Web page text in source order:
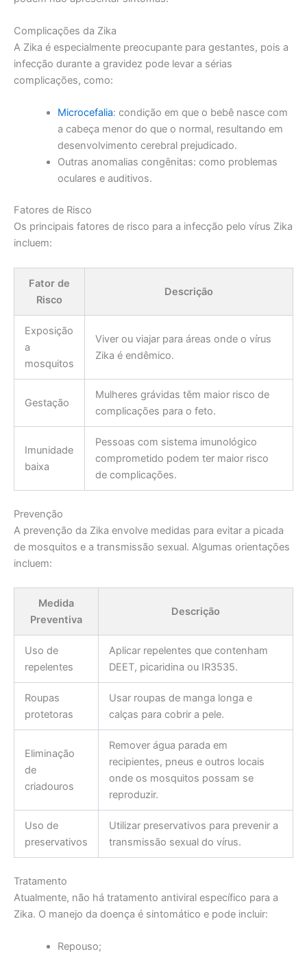
Complicações da Zika
A Zika é especialmente preocupante para gestantes, pois a
infecção durante a gravidez pode levar a sérias
complicações, como:
Microcefalia: condição em que o bebê nasce com
a cabeça menor do que o normal, resultando em
desenvolvimento cerebral prejudicado.
Outras anomalias congênitas: como problemas
oculares e auditivos.
Fatores de Risco
Os principais fatores de risco para a infecção pelo vírus Zika
incluem:
Fator de
Risco
Descrição
Exposição
a
mosquitos
Viver ou viajar para áreas onde o vírus
Zika é endêmico.
Gestação
Mulheres grávidas têm maior risco de
complicações para o feto.
Imunidade
baixa
Pessoas com sistema imunológico
comprometido podem ter maior risco
de complicações.
Prevenção
A prevenção da Zika envolve medidas para evitar a picada
de mosquitos e a transmissão sexual. Algumas orientações
incluem:
Medida
Preventiva
Descrição
Uso de
repelentes
Aplicar repelentes que contenham
DEET, picaridina ou IR3535.
Roupas
protetoras
Usar roupas de manga longa e
calças para cobrir a pele.
Eliminação
de
criadouros
Remover água parada em
recipientes, pneus e outros locais
onde os mosquitos possam se
reproduzir.
Uso de
preservativos
Utilizar preservativos para prevenir a
transmissão sexual do vírus.
Tratamento
Atualmente, não há tratamento antiviral específico para a
Zika. O manejo da doença é sintomático e pode incluir:
Repouso;